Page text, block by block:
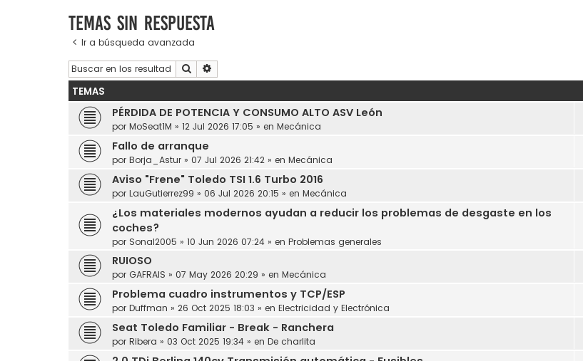
Temas sin respuesta
Ir a búsqueda avanzada
Buscar
TEMAS
PÉRDIDA DE POTENCIA Y CONSUMO ALTO ASV León
por MoSeat1M » 12 Jul 2026 17:05 » en Mecánica
Fallo de arranque
por Borja_Astur » 07 Jul 2026 21:42 » en Mecánica
Aviso "Frene" Toledo TSI 1.6 Turbo 2016
por LauGutierrez99 » 06 Jul 2026 20:15 » en Mecánica
¿Los materiales modernos ayudan a reducir los problemas de desgaste en los
coches?
por Sonal2005 » 10 Jun 2026 07:24 » en Problemas generales
RUIOSO
por GAFRAIS » 07 May 2026 20:29 » en Mecánica
Problema cuadro instrumentos y TCP/ESP
por Duffman » 26 Oct 2025 18:03 » en Electricidad y Electrónica
Seat Toledo Familiar - Break - Ranchera
por Ribera » 03 Oct 2025 19:34 » en De charlita